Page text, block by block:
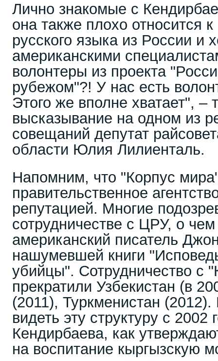
Лично знакомые с
она также плохо относится
русского языка из России и
американскими
волонтеры из проекта
рубежом"?! У нас есть
Этого же вполне хватает", –
высказывание на одном из
совещаний депутат
области Юлия Лилиенталь.
Напомним, что "Корпус
правительственное
репутацией. Многие
сотрудничестве с ЦРУ, о
американский писатель
нашумевшей книги
убийцы". Сотрудничество с
прекратили Узбекистан (в
(2011), Туркменистан
видеть эту структуру с
Кендирбаева, как
на воспитание кыргызскую